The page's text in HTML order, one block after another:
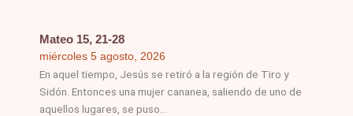
Mateo 15, 21-28
miércoles 5 agosto, 2026
En aquel tiempo, Jesús se retiró a la región de Tiro y
Sidón. Entonces una mujer cananea, saliendo de uno de
aquellos lugares, se puso